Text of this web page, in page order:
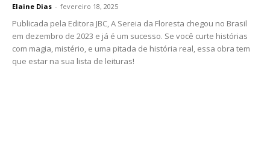
Elaine Dias - fevereiro 18, 2025
Publicada pela Editora JBC, A Sereia da Floresta chegou no Brasil
em dezembro de 2023 e já é um sucesso. Se você curte histórias
com magia, mistério, e uma pitada de história real, essa obra tem
que estar na sua lista de leituras!